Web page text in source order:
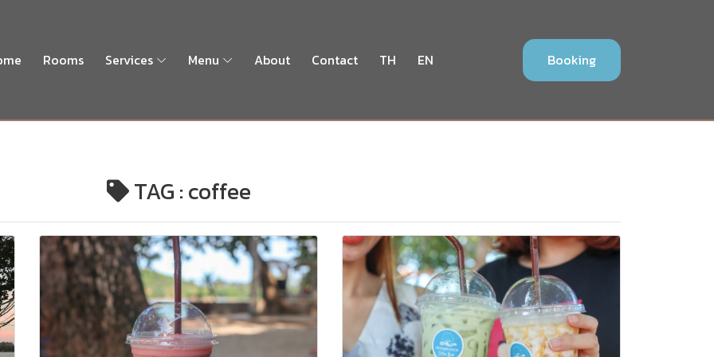
Rooms Services Menu About Contact TH EN Booking
TAG : coffee